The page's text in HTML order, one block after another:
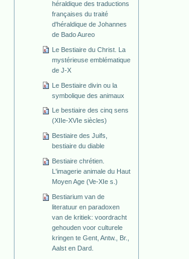
héraldique des traductions
françaises du traité
d'héraldique de Johannes
de Bado Aureo
Le Bestiaire du Christ. La
mystérieuse emblématique
de J-X
Le Bestiaire divin ou la
symbolique des animaux
Le bestiaire des cinq sens
(XIIe-XVIe siècles)
Bestiaire des Juifs,
bestiaire du diable
Bestiaire chrétien.
L'imagerie animale du Haut
Moyen Age (Ve-XIe s.)
Bestiarium van de
literatuur en paradoxen
van de kritiek: voordracht
gehouden voor culturele
kringen te Gent, Antw., Br.,
Aalst en Dard.